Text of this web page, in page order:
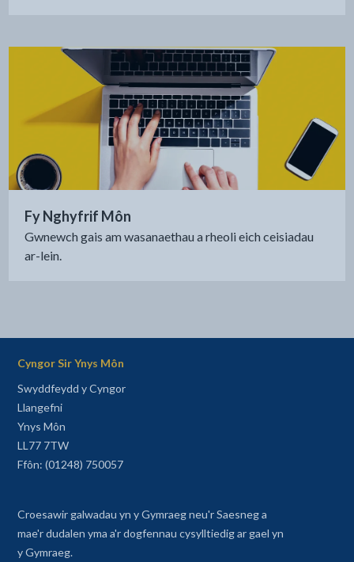
Fy Nghyfrif Môn
Gwnewch gais am wasanaethau a rheoli eich ceisiadau
ar-lein.
Cyngor Sir Ynys Môn
Swyddfeydd y Cyngor
Llangefni
Ynys Môn
LL77 7TW
Ffôn: (01248) 750057
Croesawir galwadau yn y Gymraeg neu'r Saesneg a
mae'r dudalen yma a'r dogfennau cysylltiedig ar gael yn
y Gymraeg.